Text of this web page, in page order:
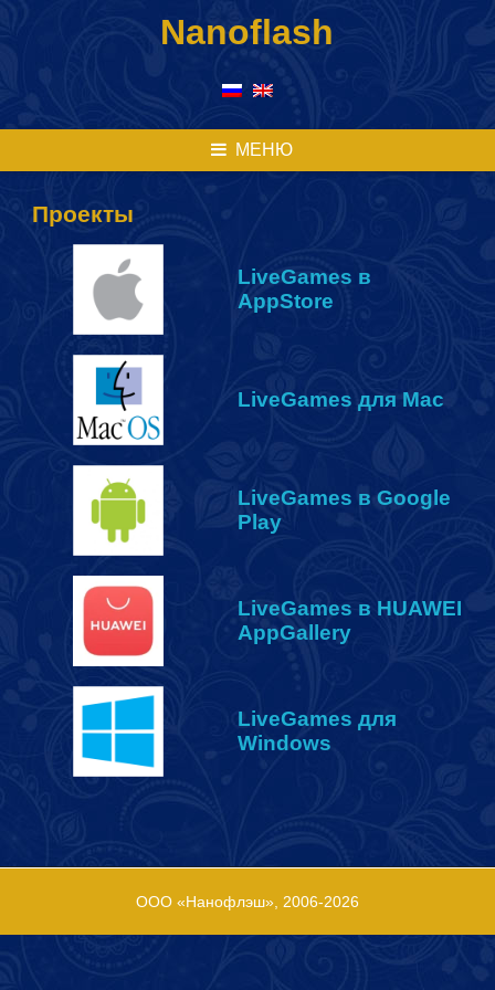
Nanoflash
МЕНЮ
Проекты
LiveGames в
AppStore
LiveGames для Mac
LiveGames в Google
Play
LiveGames в HUAWEI
AppGallery
LiveGames для
Windows
ООО «Нанофлэш», 2006-2026